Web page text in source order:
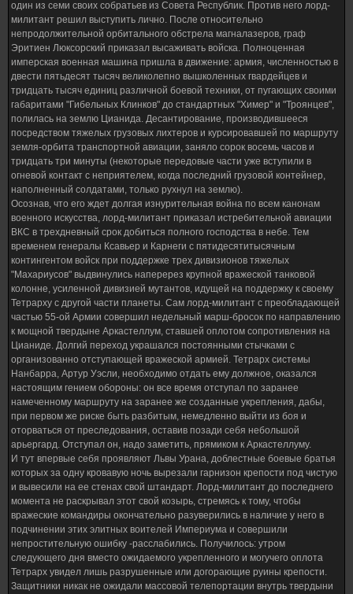
один из семи своих собратьев из Совета Республик. Против него лорд-
милитант решил выступить лично. После относительно
непродолжительной орбитального обстрела магналазеров, граф
Эритиен Люксорский приказал высаживать войска. Полноценная
имперская военная машина пришла в движение: армия, численностью в
двести пятьдесят тысяч великолепно вышколенных гвардейцев и
тридцать тысяч единиц различной боевой техники, от пугающих своими
габаритами "Гибельных Клинков" до стандартных "Химер" и "Троянцев",
полилась на землю Цианида. Десантирование, производившееся
посредством тяжелых грузовых лихтеров и курсировавшей по маршруту
земля-орбита транспортной авиации, заняло сорок восемь часов и
тридцать три минуты (некоторые передовые части уже вступили в
огневой контакт с неприятелем, когда последний грузовой контейнер,
наполненный солдатами, только рухнул на землю).
Осознав, что его ждет долгая изнурительная война по всем канонам
военного искусства, лорд-милитант приказал истребительной авиации
ВКС в трехдневный срок добиться полного господства в небе. Тем
временем генералы Ксавьер и Карнеги с пятидесятитысячным
контингентом войск при поддержке трех дивизионов тяжелых
"Махариусов" выдвинулись наперерез крупной вражеской танковой
колонне, усиленной дивизией мутантов, идущей на поддержку к своему
Тетрарху с другой части планеты. Сам лорд-милитант с преобладающей
частью 55-ой Армии совершил недельный марш-бросок по направлению
к мощной твердыне Аркастеллум, ставшей оплотом сопротивления на
Цианиде. Долгий переход украшался постоянными стычками с
организованно отступающей вражеской армией. Тетрарх системы
Нанбарра, Артур Уэсли, необходимо отдать ему должное, оказался
настоящим гением обороны: он все время отступал по заранее
намеченному маршруту на заранее же созданные укрепления, дабы,
при первом же риске быть разбитым, немедленно выйти из боя и
оторваться от преследования, оставив позади себя небольшой
арьергард. Отступал он, надо заметить, прямиком к Аркастеллуму.
И тут впервые себя проявляют Львы Урана, доблестные боевые братья
которых за одну кровавую ночь вырезали гарнизон крепости под чистую
и вывесили на ее стенах свой штандарт. Лорд-милитант до последнего
момента не раскрывал этот свой козырь, стремясь к тому, чтобы
вражеские командиры окончательно разуверились в наличие у него в
подчинении этих элитных воителей Империума и совершили
непростительную ошибку -расслабились. Получилось: утром
следующего дня вместо ожидаемого укрепленного и могучего оплота
Тетрарх увидел лишь разрушенные или догорающие руины крепости.
Защитники никак не ожидали массовой телепортации внутрь твердыни